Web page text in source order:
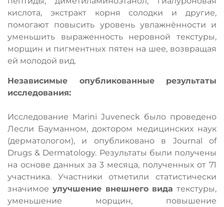
кислота, экстракт корня солодки и другие,
помогают повысить уровень увлажнённости и
уменьшить выраженность неровной текстуры,
морщин и пигментных пятен на шее, возвращая
ей молодой вид.
Независимые опубликованные результаты
исследования:
Исследование Marini Juveneck было проведено
Лесли Бауманном, доктором медицинских наук
(дерматологом), и опубликовано в Journal of
Drugs & Dermatology. Результаты были получены
на основе данных за 3 месяца, полученных от 71
участника. Участники отметили статистически
значимое улучшение внешнего вида текстуры,
уменьшение морщин, повышение